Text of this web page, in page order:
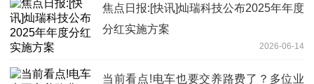
焦点日报:[快讯]灿瑞科技公布2025年年度
分红实施方案
2026-06-14
当前看点!电车也要交养路费了？多位业